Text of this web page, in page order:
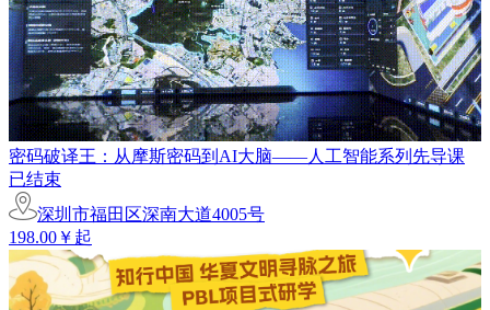
密码破译王：从摩斯密码到AI大脑——人工智能系列先导课
已结束
深圳市福田区深南大道4005号
198.00￥起